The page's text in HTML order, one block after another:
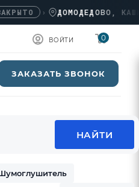
› ДОМОДЕДОВО,
ВОЙТИ 0
ЗАКАЗАТЬ ЗВОНОК